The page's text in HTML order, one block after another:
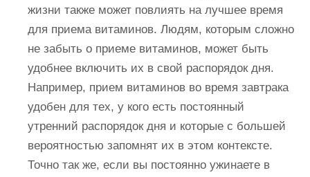
жизни также может повлиять на лучшее время
для приема витаминов. Людям, которым сложно
не забыть о приеме витаминов, может быть
удобнее включить их в свой распорядок дня.
Например, прием витаминов во время завтрака
удобен для тех, у кого есть постоянный
утренний распорядок дня и которые с большей
вероятностью запомнят их в этом контексте.
Точно так же, если вы постоянно ужинаете в